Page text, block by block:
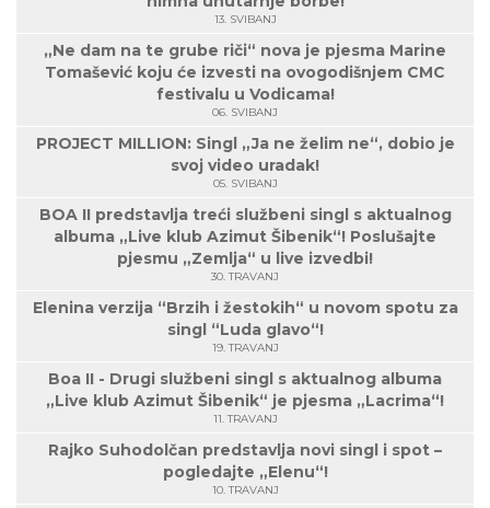
13. SVIBANJ
„Ne dam na te grube riči“ nova je pjesma Marine
Tomašević koju će izvesti na ovogodišnjem CMC
festivalu u Vodicama!
06. SVIBANJ
PROJECT MILLION: Singl „Ja ne želim ne“, dobio je
svoj video uradak!
05. SVIBANJ
BOA II predstavlja treći službeni singl s aktualnog
albuma „Live klub Azimut Šibenik“! Poslušajte
pjesmu „Zemlja“ u live izvedbi!
30. TRAVANJ
Elenina verzija “Brzih i žestokih“ u novom spotu za
singl “Luda glavo“!
19. TRAVANJ
Boa II - Drugi službeni singl s aktualnog albuma
„Live klub Azimut Šibenik“ je pjesma „Lacrima“!
11. TRAVANJ
Rajko Suhodolčan predstavlja novi singl i spot –
pogledajte „Elenu“!
10. TRAVANJ